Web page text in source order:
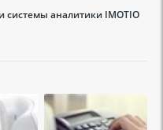
системы аналитики IMOTIO